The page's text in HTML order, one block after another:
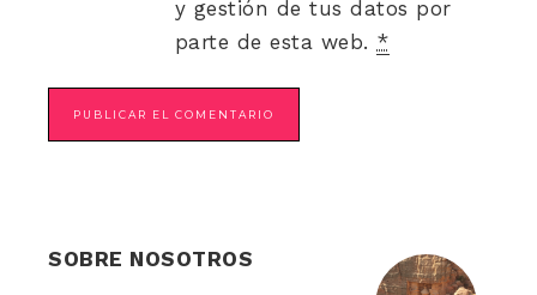
y gestión de tus datos por
parte de esta web. *
SOBRE NOSOTROS